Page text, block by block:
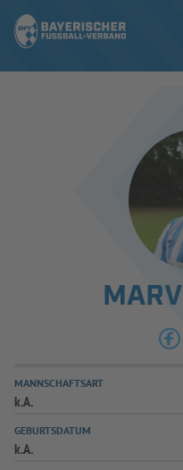
ERGEBNISSE &
SPIELBETRIEB &
AUSBILDUNG &
MANNSCHAFTSART
k.A.
GEBURTSDATUM
k.A.